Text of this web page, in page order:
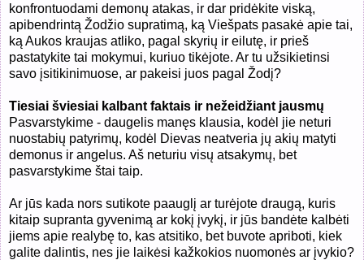
konfrontuodami demonų atakas, ir dar pridėkite viską,
apibendrintą Žodžio supratimą, ką Viešpats pasakė apie tai,
ką Aukos kraujas atliko, pagal skyrių ir eilutę, ir prieš
pastatykite tai mokymui, kuriuo tikėjote. Ar tu užsikietinsi
savo įsitikinimuose, ar pakeisi juos pagal Žodį?
Tiesiai šviesiai kalbant faktais ir nežeidžiant jausmų
Pasvarstykime - daugelis manęs klausia, kodėl jie neturi
nuostabių patyrimų, kodėl Dievas neatveria jų akių matyti
demonus ir angelus. Aš neturiu visų atsakymų, bet
pasvarstykime štai taip.
Ar jūs kada nors sutikote paauglį ar turėjote draugą, kuris
kitaip supranta gyvenimą ar kokį įvykį, ir jūs bandėte kalbėti
jiems apie realybę to, kas atsitiko, bet buvote apriboti, kiek
galite dalintis, nes jie laikėsi kažkokios nuomonės ar įvykio?